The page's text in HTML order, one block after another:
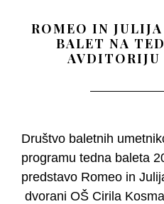
ROMEO IN
BALET NA
AVDITORIJU
Društvo baletnih
programu tedna baleta
predstavo Romeo in
dvorani OŠ Cirila